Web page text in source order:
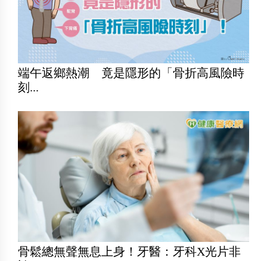
端午返鄉熱潮 竟是隱形的「骨折高風險時
刻...
骨鬆總無聲無息上身！牙醫：牙科X光片非